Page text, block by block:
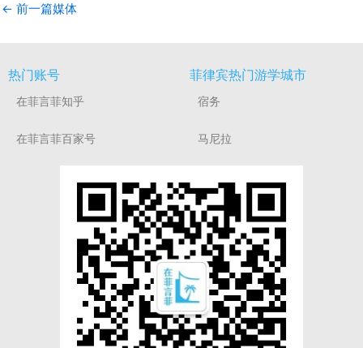
← 前一篇媒体
热门账号
在菲言菲知乎
在菲言菲百家号
菲律宾热门游学城市
宿务
马尼拉